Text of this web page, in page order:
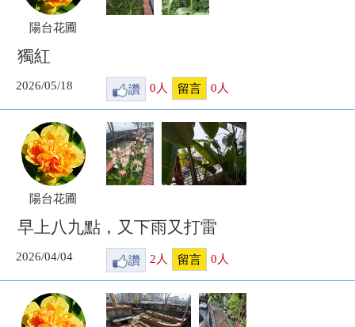
陽台花圃
獨紅
2026/05/18 讚 0 人 留言 0 人
陽台花圃
早上八九點，又下雨又打雷
2026/04/04 讚 2 人 留言 0 人